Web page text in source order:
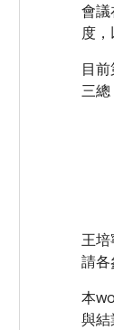
會
度
目
三總
王
請各
本
與